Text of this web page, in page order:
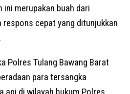
ini merupakan buah dari
cepat yang ditunjukkan
Polres Tulang Bawang Barat
para tersangka